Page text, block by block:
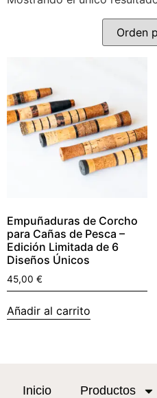
Empuñaduras de Corcho
para Cañas de Pesca –
Edición Limitada de 6
Diseños Únicos
45,00 €
Añadir al carrito
Inicio Productos